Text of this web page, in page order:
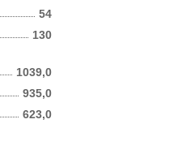
130
54
1039,0
935,0
623,0